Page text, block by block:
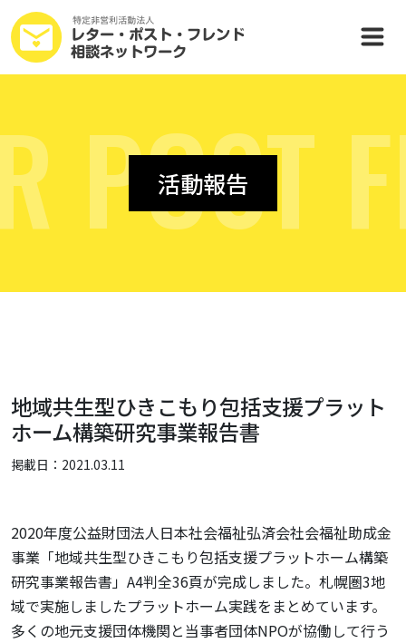
POST F
活動報告
地域共生型ひきこもり包括支援プラット
ホーム構築研究事業報告書
掲載日：2021.03.11
2020年度公益財団法人日本社会福祉弘済会社会福祉助成金
事業「地域共生型ひきこもり包括支援プラットホーム構築
研究事業報告書」A4判全36頁が完成しました。札幌圏3地
域で実施しましたプラットホーム実践をまとめています。
多くの地元支援団体機関と当事者団体NPOが協働して行う